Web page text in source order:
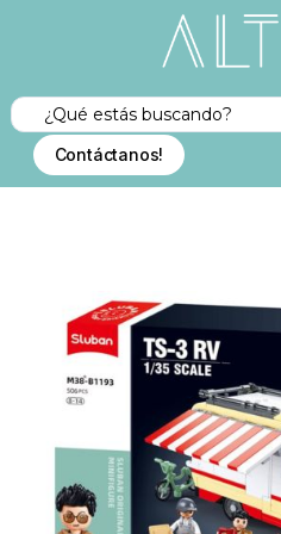
Contáctanos!